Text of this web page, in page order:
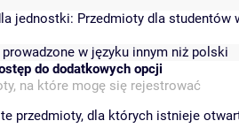
jednostki: Przedmioty dla studentów
w języku innym niż polski
do dodatkowych opcji
na które mogę się rejestrować
przedmioty, dla których istnieje